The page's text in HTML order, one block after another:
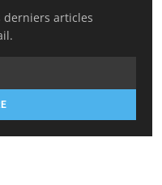
derniers articles